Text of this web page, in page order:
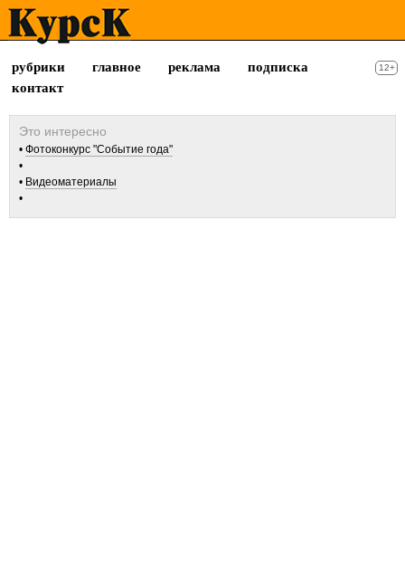
рубрики главное реклама
подписка
контакт
12+
Фотоконкурс "Событие года"
Видеоматериалы